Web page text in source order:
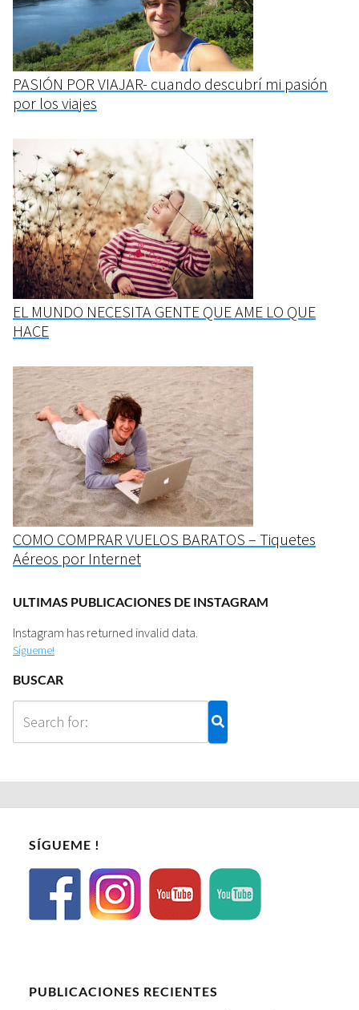
PASIÓN POR VIAJAR- cuando descubrí mi pasión
por los viajes
EL MUNDO NECESITA GENTE QUE AME LO QUE
HACE
COMO COMPRAR VUELOS BARATOS – Tiquetes
Aéreos por Internet
ULTIMAS PUBLICACIONES DE INSTAGRAM
Instagram has returned invalid data.
Sígueme!
BUSCAR
SÍGUEME !
PUBLICACIONES RECIENTES